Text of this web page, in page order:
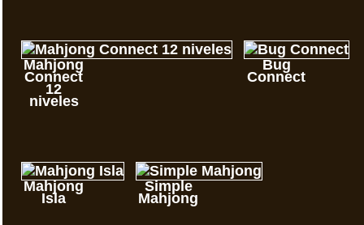
Mahjong
Connect
12
niveles
Bug
Connect
Mahjong
Isla
Simple
Mahjong